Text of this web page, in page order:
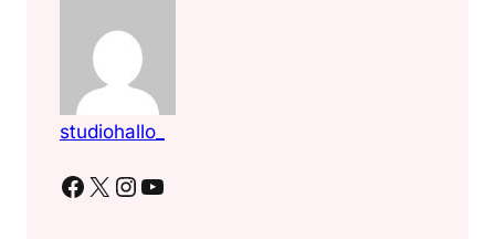
studiohallo_
Facebook X Instagram YouTube